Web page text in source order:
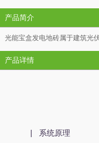
产品简介
光能宝盒发电地砖属于建筑光
产品详情
| 系统原理